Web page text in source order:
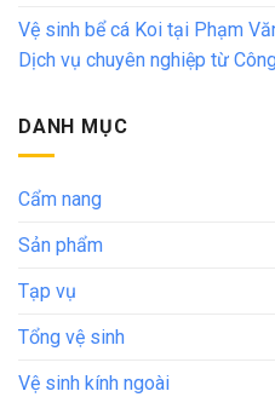
Vệ sinh bể cá Koi tại Phạm
Dịch vụ chuyên nghiệp từ
DANH MỤC
Cẩm nang
Sản phẩm
Tạp vụ
Tổng vệ sinh
Vệ sinh kính ngoài